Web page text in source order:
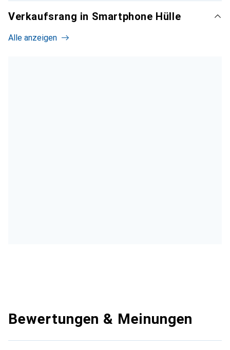
Verkaufsrang in Smartphone Hülle
Alle anzeigen
Bewertungen & Meinungen